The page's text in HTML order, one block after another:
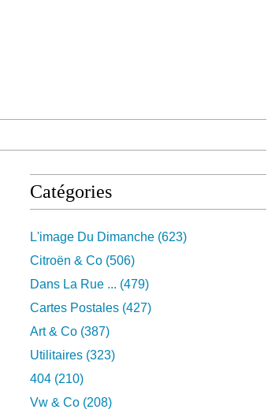
Catégories
L'image Du Dimanche (623)
Citroën & Co (506)
Dans La Rue ... (479)
Cartes Postales (427)
Art & Co (387)
Utilitaires (323)
404 (210)
Vw & Co (208)